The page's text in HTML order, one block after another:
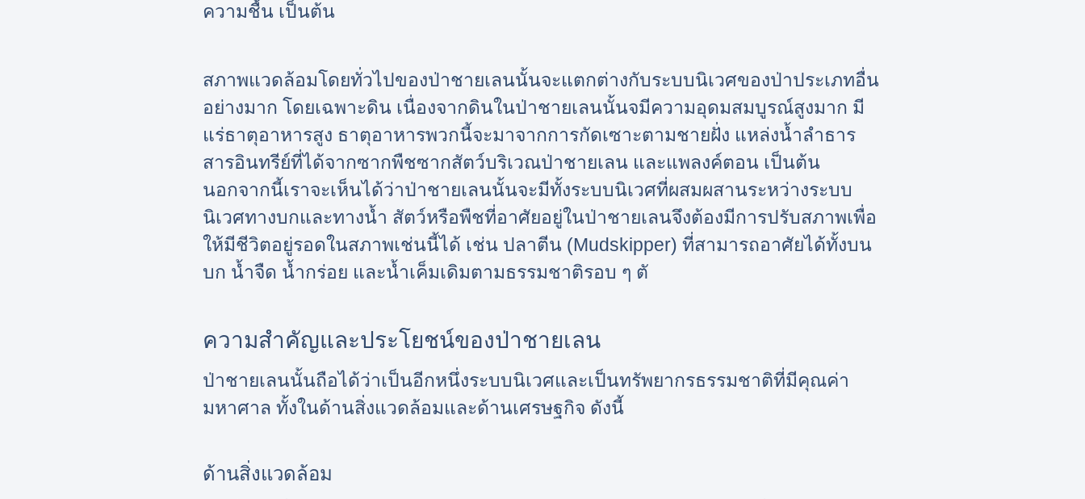
ความชื้น เป็นต้น
สภาพแวดล้อมโดยทั่วไปของป่าชายเลนนั้นจะแตกต่างกับระบบนิเวศของป่าประเภทอื่น
อย่างมาก โดยเฉพาะดิน เนื่องจากดินในป่าชายเลนนั้นจมีความอุดมสมบูรณ์สูงมาก มี
แร่ธาตุอาหารสูง ธาตุอาหารพวกนี้จะมาจากการกัดเซาะตามชายฝั่ง แหล่งน้ำลำธาร
สารอินทรีย์ที่ได้จากซากพืชซากสัตว์บริเวณป่าชายเลน และแพลงค์ตอน เป็นต้น
นอกจากนี้เราจะเห็นได้ว่าป่าชายเลนนั้นจะมีทั้งระบบนิเวศที่ผสมผสานระหว่างระบบ
นิเวศทางบกและทางน้ำ สัตว์หรือพืชที่อาศัยอยู่ในป่าชายเลนจึงต้องมีการปรับสภาพเพื่อ
ให้มีชีวิตอยู่รอดในสภาพเช่นนี้ได้ เช่น ปลาตีน (Mudskipper) ที่สามารถอาศัยได้ทั้งบน
บก น้ำจืด น้ำกร่อย และน้ำเค็มเดิมตามธรรมชาติรอบ ๆ ตั
ความสำคัญและประโยชน์ของป่าชายเลน
ป่าชายเลนนั้นถือได้ว่าเป็นอีกหนึ่งระบบนิเวศและเป็นทรัพยากรธรรมชาติที่มีคุณค่า
มหาศาล ทั้งในด้านสิ่งแวดล้อมและด้านเศรษฐกิจ ดังนี้
ด้านสิ่งแวดล้อม